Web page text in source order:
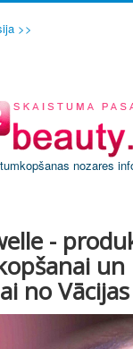
>>
nozares
-
un
no Vācijas